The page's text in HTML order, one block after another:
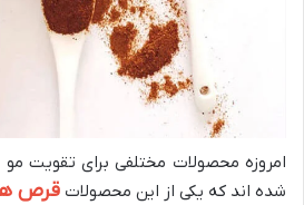
امروزه محصولات مختلفی برای تقویت
شده اند که یکی از این محصولات قرص